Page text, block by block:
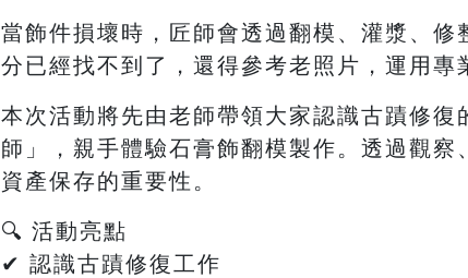
當飾件損壞時，匠師會透過翻模、灌漿、
分已經找不到了，還得參考老照片，運用專
本次活動將先由老師帶領大家認識古蹟修
師」，親手體驗石膏飾翻模製作。透過觀
資產保存的重要性。
🔍 活動亮點
✔ 認識古蹟修復工作